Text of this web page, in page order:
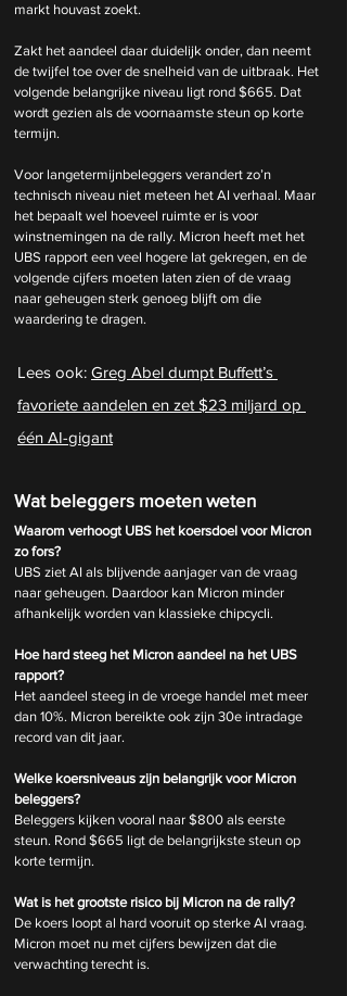
markt houvast zoekt.
Zakt het aandeel daar duidelijk onder, dan neemt
de twijfel toe over de snelheid van de uitbraak. Het
volgende belangrijke niveau ligt rond $665. Dat
wordt gezien als de voornaamste steun op korte
termijn.
Voor langetermijnbeleggers verandert zo’n
technisch niveau niet meteen het AI verhaal. Maar
het bepaalt wel hoeveel ruimte er is voor
winstnemingen na de rally. Micron heeft met het
UBS rapport een veel hogere lat gekregen, en de
volgende cijfers moeten laten zien of de vraag
naar geheugen sterk genoeg blijft om die
waardering te dragen.
Lees ook: Greg Abel dumpt Buffett’s
favoriete aandelen en zet $23 miljard op
één AI-gigant
Wat beleggers moeten weten
Waarom verhoogt UBS het koersdoel voor Micron
zo fors?
UBS ziet AI als blijvende aanjager van de vraag
naar geheugen. Daardoor kan Micron minder
afhankelijk worden van klassieke chipcycli.
Hoe hard steeg het Micron aandeel na het UBS
rapport?
Het aandeel steeg in de vroege handel met meer
dan 10%. Micron bereikte ook zijn 30e intradage
record van dit jaar.
Welke koersniveaus zijn belangrijk voor Micron
beleggers?
Beleggers kijken vooral naar $800 als eerste
steun. Rond $665 ligt de belangrijkste steun op
korte termijn.
Wat is het grootste risico bij Micron na de rally?
De koers loopt al hard vooruit op sterke AI vraag.
Micron moet nu met cijfers bewijzen dat die
verwachting terecht is.